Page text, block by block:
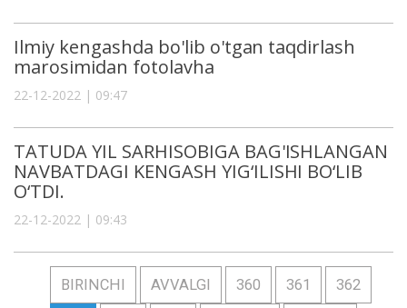
Ilmiy kengashda bo'lib o'tgan taqdirlash
marosimidan fotolavha
22-12-2022 | 09:47
TATUDA YIL SARHISOBIGA BAG'ISHLANGAN
NAVBATDAGI KENGASH YIG‘ILISHI BO‘LIB
O‘TDI.
22-12-2022 | 09:43
BIRINCHI AVVALGI 360 361 362